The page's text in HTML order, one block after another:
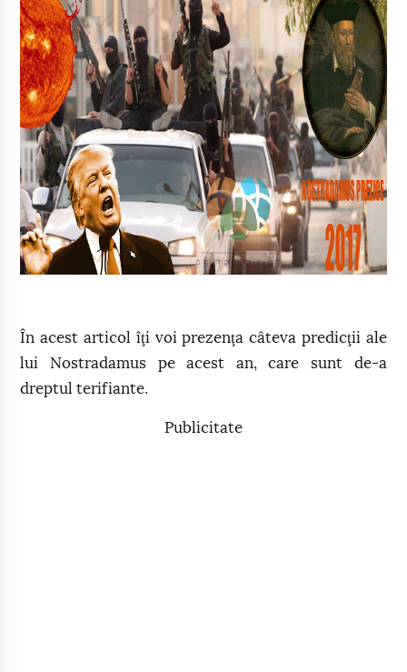
În acest articol îţi voi prezenţa câteva predicţii ale
lui Nostradamus pe acest an, care sunt de-a
dreptul terifiante.
Publicitate